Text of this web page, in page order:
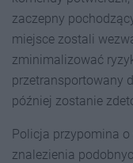
zaczepny
miejsce zostali
zminimalizować
przetransportowany
później zostanie
Policja przypomina
znalezienia